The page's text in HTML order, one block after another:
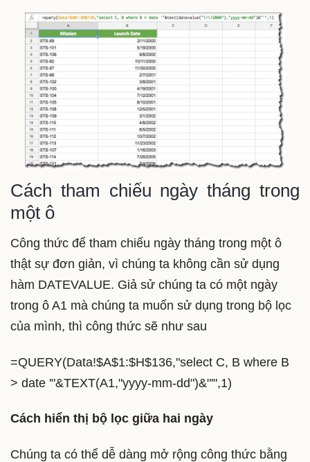
Cách tham chiếu ngày tháng trong
một ô
Công thức để tham chiếu ngày tháng trong một ô
thật sự đơn giản, vì chúng ta không cần sử dụng
hàm DATEVALUE. Giả sử chúng ta có một ngày
trong ô A1 mà chúng ta muốn sử dụng trong bộ lọc
của mình, thì công thức sẽ như sau
=QUERY(Data!$A$1:$H$136,"select C, B where B
> date '"&TEXT(A1,"yyyy-mm-dd")&"'",1)
Cách hiển thị bộ lọc giữa hai ngày
Chúng ta có thể dễ dàng mở rộng công thức bằng